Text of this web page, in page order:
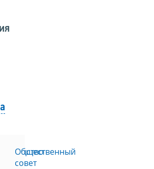
Руководство
Общественный
совет